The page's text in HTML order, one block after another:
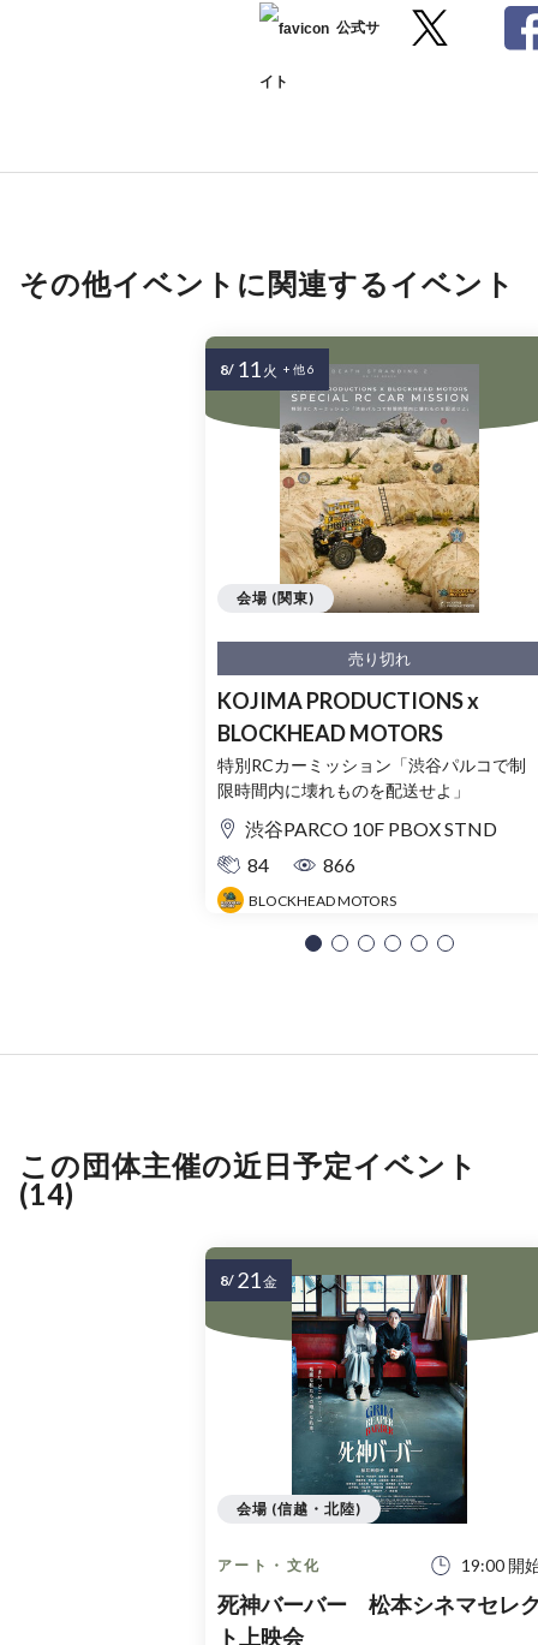
公式サ
イト
その他イベントに関連するイベント
売り切れ
KOJIMA PRODUCTIONS x
BLOCKHEAD MOTORS
特別RCカーミッション「渋谷パルコで制
限時間内に壊れものを配送せよ」
渋谷PARCO 10F PBOX STND
84
866
BLOCKHEAD MOTORS
会場 (関東)
8/ 11 火 + 他 6
この団体主催の近日予定イベント
(14)
アート・文化 19:00 開
死神バーバー 松本シネマセレ
ト上映会
会場 (信越・北陸)
8/ 21金